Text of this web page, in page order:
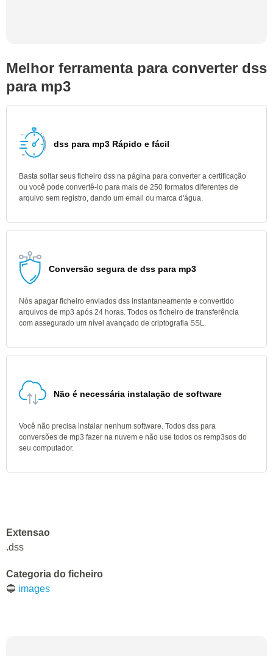
Melhor ferramenta para converter dss
para mp3
dss para mp3 Rápido e fácil
Basta soltar seus ficheiro dss na página para converter a certificação
ou você pode convertê-lo para mais de 250 formatos diferentes de
arquivo sem registro, dando um email ou marca d'água.
Conversão segura de dss para mp3
Nós apagar ficheiro enviados dss instantaneamente e convertido
arquivos de mp3 após 24 horas. Todos os ficheiro de transferência
com assegurado um nível avançado de criptografia SSL.
Não é necessária instalação de software
Você não precisa instalar nenhum software. Todos dss para
conversões de mp3 fazer na nuvem e não use todos os remp3sos do
seu computador.
Extensao
.dss
Categoria do ficheiro
🔵 images